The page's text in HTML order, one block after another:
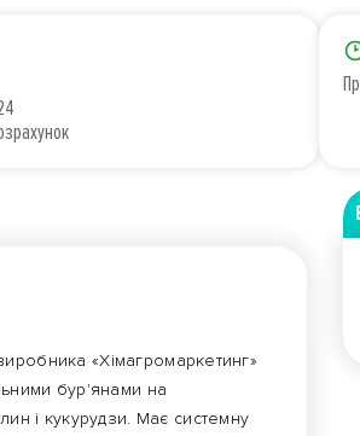
«Хімагромаркетинг»
бур'янами на
і кукурудзи. Має системну